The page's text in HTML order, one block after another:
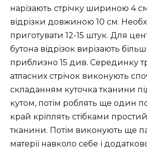
нарізають стрічку шириною 4
відрізки довжиною 10 см.
приготувати 12-15 штук. Для
бутона відрізок вирізають
приблизно 15 див. Серединку
атласних стрічок виконують
складанням куточка тканини
кутом, потім роблять ще один
край кріплять стібками
тканини. Потім виконують ще
матерії навколо себе і